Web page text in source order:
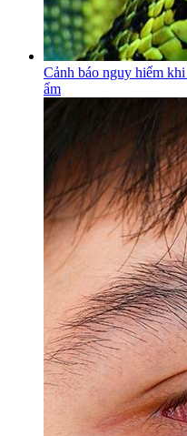
Cảnh báo nguy hiểm
ẩm